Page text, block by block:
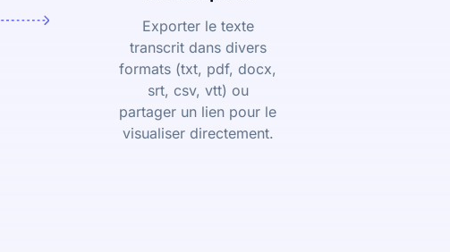
Exporter le texte
transcrit dans divers
formats (txt, pdf, docx,
srt, csv, vtt) ou
partager un lien pour le
visualiser directement.